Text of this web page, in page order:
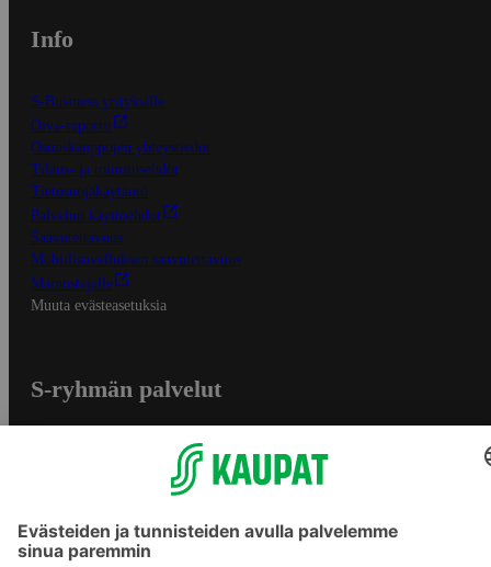
Info
S-Business yrityksille
Oiva-raportit
Osuuskauppojen yhteystiedot
Tilaus- ja toimitusehdot
Tietosuojakäytäntö
Palvelun käyttöehdot
Saavutettavuus
Mobiilisovelluksen saavutettavuus
Mainostajalle
Muuta evästeasetuksia
S-ryhmän palvelut
Yhteishyvä Ruoka -sovellus
S-ostoslista -sovellus
Prisma.fi